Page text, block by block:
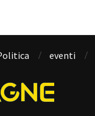
eventi